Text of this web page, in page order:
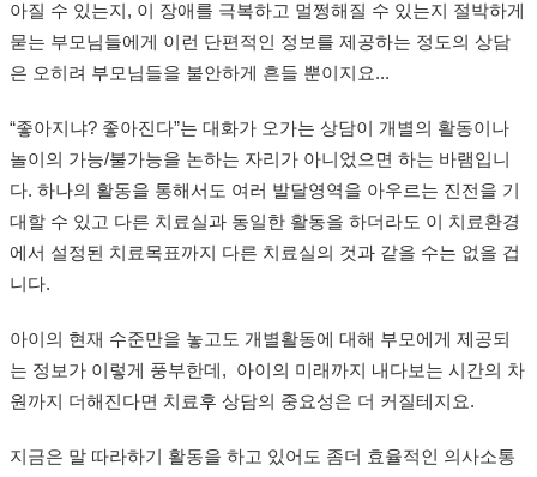
아질 수 있는지, 이 장애를 극복하고 멀쩡해질 수 있는지 절박하게
묻는 부모님들에게 이런 단편적인 정보를 제공하는 정도의 상담
은 오히려 부모님들을 불안하게 흔들 뿐이지요...
“좋아지냐? 좋아진다”는 대화가 오가는 상담이 개별의 활동이나
놀이의 가능/불가능을 논하는 자리가 아니었으면 하는 바램입니
다. 하나의 활동을 통해서도 여러 발달영역을 아우르는 진전을 기
대할 수 있고 다른 치료실과 동일한 활동을 하더라도 이 치료환경
에서 설정된 치료목표까지 다른 치료실의 것과 같을 수는 없을 겁
니다.
아이의 현재 수준만을 놓고도 개별활동에 대해 부모에게 제공되
는 정보가 이렇게 풍부한데, 아이의 미래까지 내다보는 시간의 차
원까지 더해진다면 치료후 상담의 중요성은 더 커질테지요.
지금은 말 따라하기 활동을 하고 있어도 좀더 효율적인 의사소통